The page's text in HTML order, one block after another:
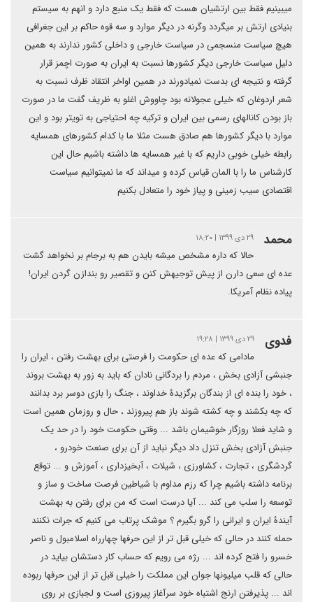
میبینیم فقط بین ارتشیان هست که فقط یک منبع دارد و انهم به سیستم
بنیادی ارتش بر میگردد وگرنه در دیگر موارد و سه قوه حاکم بر این جغرافی
هیچ سیاست منسجمی در سیاست خارجی و داخلی کشور ندارند به همین
دلیل سیاست خارجی دیگر کشورها نسبت به ایران به صورت اچمز قرار
گرفته و نتیجه ای بدست نمیادورند در همین اواخر انتقاد ظرف نسبت به
شعر اردوغان که خیلی عجولانه بود چاووش اغلو به ظریف گفت ما در صورت
باز بودن کانالهای رسمی بین ایران و ترکیه چه احتیاجی به تویتر بود و این
موارد با دیگر کشورها هم صادق هست مثلا ما با کدام کشورهای همسایه
رابطه خیلی خوبی داریم که با غیر همسایه ها داشته باشیم حال این
کارشناس ما را با المان قیاس کرده و میداند که ما نمیتوانیم سیاست
اقتصادی سیب زمینی و پیاز خود را متعادل بکنیم
محمد ۲۹ دی ۱۳۹۹ | ۱۸:۲۰
حالا که داره مشخص میشه بایدن هم به برجام بر نخواهد گشت
عده ای سعی دارن از پیش توجیهش کنن و تقصیر رو بندازن گردن ایران!
پیاده نظام آمریکا.
فدوی ۲۹ دی ۱۳۹۹ | ۱۹:۲۸
مادامی که عده ای حکومت را فرصتی برای بهشت رفتن ، ایران را
جنبشی آزادی بخش ، مردم را بردگانی نادان که باید به زور به بهشت بروند
، خود را بنده ای از بندگان برگزیدۀ خداوند ، جنگ را بازی دوسر برد بدانند
که چه بکشند و چه کشته شوند باز هم پیروزند ، حال و روزمان همین است
و شاید فعلا روزگار خوشیمان باشد ... وقتی حکومت خود را در حد یک
جنبش آزادی بخش تنزل داد دیگر نباید از آن برای صنعت خودرو ،
گردشگری ، تجارت ، کشاورزی ، شیلات ، آبخیزداری ، آموزش و ... توقع
برنامه داشته باشیم چرا که رزم مداوم با شیاطین فرصت ساخت و ساز و
توسعه را سلب می کند ... آیا درست است که من برای رفتن به بهشت
آیندۀ ایران و ایرانی را گرو بگیرم ؟ موشک پرتاب می کنیم که جرات نکنند
حمله کنند در حالی که خیلی قبل تر از این حرفها چهارراه اسلامبول و ناصر
خسرو را فتح کرده اند ... رژه می رویم که حساب کار دستشان بیاید در
حالی که قلب میلیونها جوان این مملکت را خیلی قبل تر از این حرفها ربوده
اند ... پذیرفتن ارنج اشتباه خود سرآغاز پیروزی است و لجبازی بر روی